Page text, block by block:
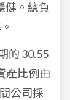
健。總負
的 30.55
產比例由
公司採